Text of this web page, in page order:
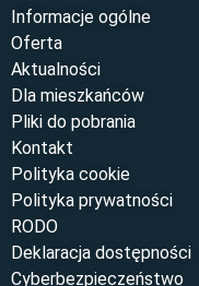
Informacje ogólne
Oferta
Aktualności
Dla mieszkańców
Pliki do pobrania
Kontakt
Polityka cookie
Polityka prywatności
RODO
Deklaracja dostępności
Cyberbezpieczeństwo